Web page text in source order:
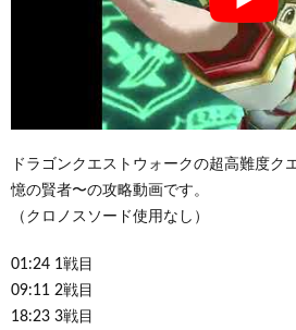
ドラゴンクエストウォークの超高難度ク
憶の賢者〜の攻略動画です。
（クロノスソード使用なし）
01:24 1戦目
09:11 2戦目
18:23 3戦目